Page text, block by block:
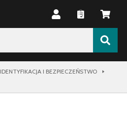
IDENTYFIKACJA I BEZPIECZEŃSTWO